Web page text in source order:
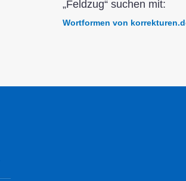
„Feldzug“ suchen mit:
Wortformen von